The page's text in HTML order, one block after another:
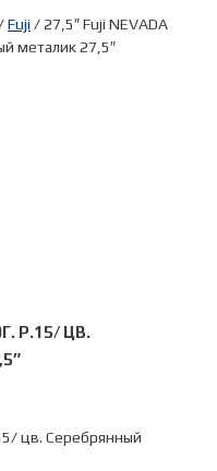
Fuji / 27,5″ Fuji NEVADA
металик 27,5″
Р.15/ ЦВ.
цв. Серебрянный